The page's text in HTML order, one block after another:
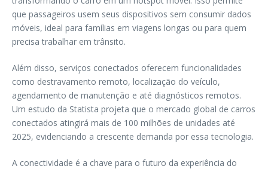
que passageiros usem seus dispositivos sem consumir dados
móveis, ideal para famílias em viagens longas ou para quem
precisa trabalhar em trânsito.
Além disso, serviços conectados oferecem funcionalidades
como destravamento remoto, localização do veículo,
agendamento de manutenção e até diagnósticos remotos.
Um estudo da Statista projeta que o mercado global de carros
conectados atingirá mais de 100 milhões de unidades até
2025, evidenciando a crescente demanda por essa tecnologia.
A conectividade é a chave para o futuro da experiência do